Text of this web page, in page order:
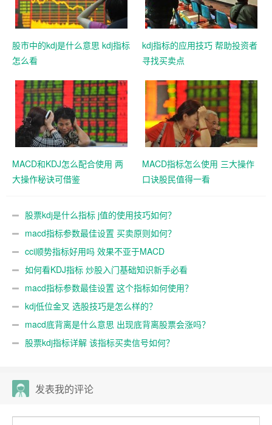
股市中的kdj是什么意思 kdj指标
怎么看
kdj指标的应用技巧 帮助投资者
寻找买卖点
MACD和KDJ怎么配合使用 两
大操作秘诀可借鉴
MACD指标怎么使用 三大操作
口诀股民值得一看
股票kdj是什么指标 j值的使用技巧如何？
macd指标参数最佳设置 买卖原则如何？
cci顺势指标好用吗 效果不亚于MACD
如何看KDJ指标 炒股入门基础知识新手必看
macd指标参数最佳设置 这个指标如何使用？
kdj低位金叉 选股技巧是怎么样的？
macd底背离是什么意思 出现底背离股票会涨吗？
股票kdj指标详解 该指标买卖信号如何？
发表我的评论